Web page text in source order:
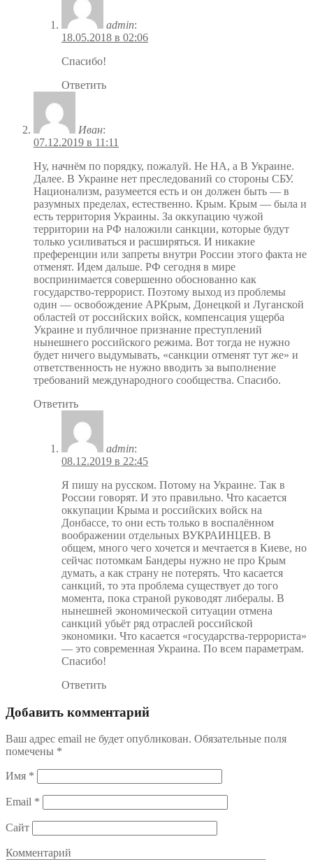
admin:
18.05.2018 в 02:06
Спасибо!
Ответить
Иван:
07.12.2019 в 11:11
Ну, начнём по порядку, пожалуй. Не НА, а В Украине.
Далее. В Украине нет преследований со стороны СБУ.
Национализм, разумеется есть и он должен быть — в
разумных пределах, естественно. Крым. Крым — была и
есть территория Украины. За оккупацию чужой
территории на РФ наложили санкции, которые будут
только усиливаться и расширяться. И никакие
преференции или запреты внутри России этого факта не
отменят. Идем дальше. РФ сегодня в мире
воспринимается совершенно обоснованно как
государство-террорист. Поэтому выход из проблемы
один — освобождение АРКрым, Донецкой и Луганской
областей от российских войск, компенсация ущерба
Украине и публичное признание преступлений
нынешнего российского режима. Вот тогда не нужно
будет ничего выдумывать, «санкции отменят тут же» и
ответственность не нужно вводить за выполнение
требований международного сообщества. Спасибо.
Ответить
admin:
08.12.2019 в 22:45
Я пишу на русском. Потому на Украине. Так в
России говорят. И это правильно. Что касается
оккупации Крыма и российских войск на
Донбассе, то они есть только в воспалённом
воображении отдельных ВУКРАИНЦЕВ. В
общем, много чего хочется и мечтается в Киеве, но
сейчас потомкам Бандеры нужно не про Крым
думать, а как страну не потерять. Что касается
санкций, то эта проблема существует до того
момента, пока страной руководят либералы. В
нынешней экономической ситуации отмена
санкций убьёт ряд отраслей российской
экономики. Что касается «государства-террориста»
— это современная Украина. По всем параметрам.
Спасибо!
Ответить
Добавить комментарий
Ваш адрес email не будет опубликован. Обязательные поля
помечены *
Имя *
Email *
Сайт
Комментарий